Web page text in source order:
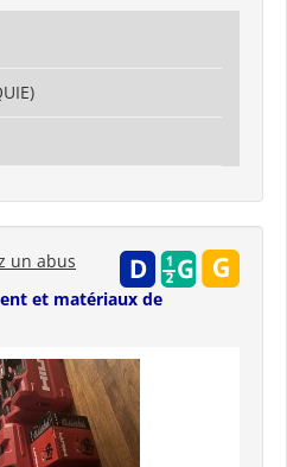
et matériaux de
un abus